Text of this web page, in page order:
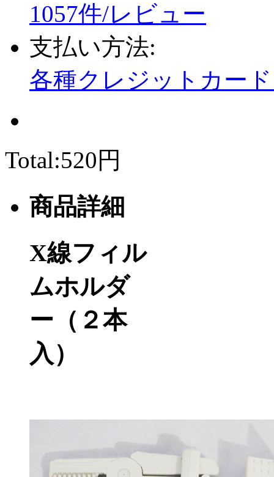
1057件/レビュー
支払い方法:
各種クレジットカー
Total:520円
商品詳細
X線フィル
ムホルダ
ー（２本
入）